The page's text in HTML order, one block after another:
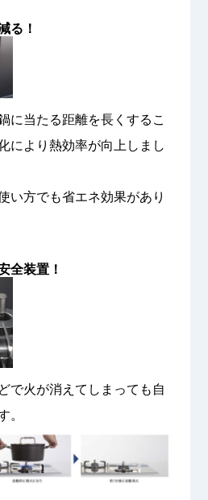
る！
に当たる距離を長くするこ
により熱効率が向上しまし
い方でも省エネ効果があり
全装置！
で火が消えてしまっても自
。